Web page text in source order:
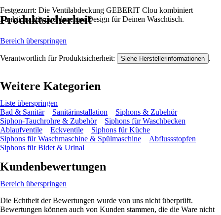
Festgezurrt: Die Ventilabdeckung GEBERIT Clou kombiniert
Funktionalität und dezentes Design für Deinen Waschtisch.
Produktsicherheit
Bereich überspringen
Verantwortlich für Produktsicherheit: Siehe Herstellerinformationen .
Weitere Kategorien
Liste überspringen
Bad & Sanitär
Sanitärinstallation
Siphons & Zubehör
Siphon-Tauchrohre & Zubehör
Siphons für Waschbecken
Ablaufventile
Eckventile
Siphons für Küche
Siphons für Waschmaschine & Spülmaschine
Abflussstopfen
Siphons für Bidet & Urinal
Kundenbewertungen
Bereich überspringen
Die Echtheit der Bewertungen wurde von uns nicht überprüft.
Bewertungen können auch von Kunden stammen, die die Ware nicht